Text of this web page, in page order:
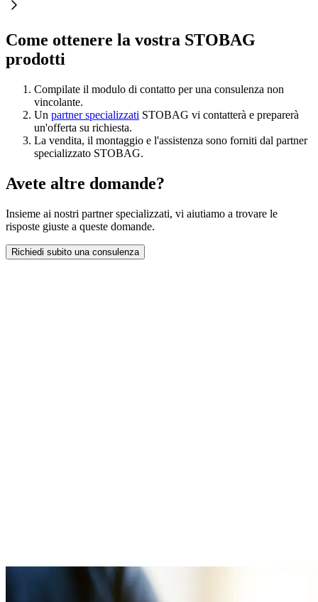
Come ottenere la vostra STOBAG
prodotti
Compilate il modulo di contatto per una consulenza non
vincolante.
Un partner specializzati STOBAG vi contatterà e preparerà
un'offerta su richiesta.
La vendita, il montaggio e l'assistenza sono forniti dal partner
specializzato STOBAG.
Avete altre domande?
Insieme ai nostri partner specializzati, vi aiutiamo a trovare le
risposte giuste a queste domande.
Richiedi subito una consulenza